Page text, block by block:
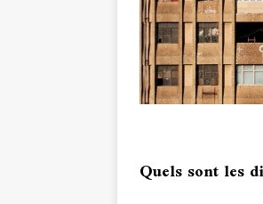
Quels sont les